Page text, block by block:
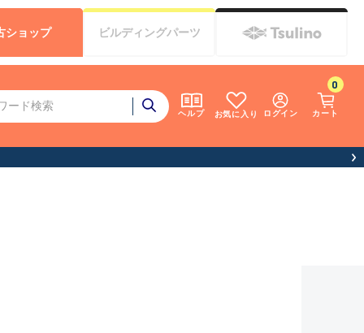
ヘルプ お気に入り ログイン カート
0
ショップ ビルディングパーツ